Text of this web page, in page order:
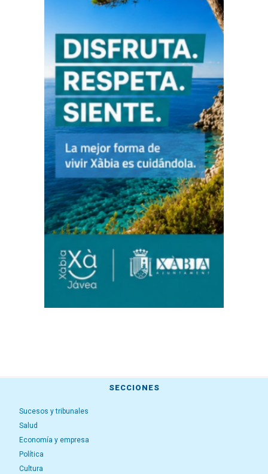
SECCIONES
Sucesos y tribunales
Salud
Economía y empresa
Política
Cultura